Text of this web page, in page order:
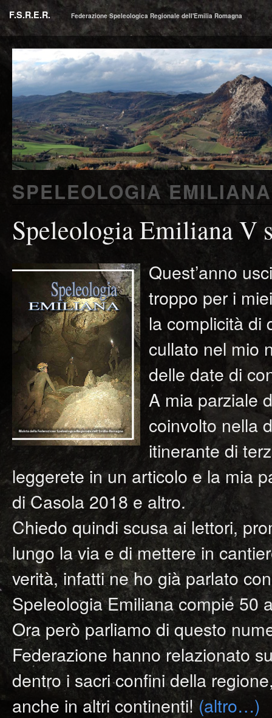
F.S.R.E.R. Federazione Speleologica Regionale dell'Emilia Romagna
SPELEOLOGIA EMILIANA
Speleologia Emiliana V
Quest’anno
troppo per i
la complicità di
cullato nel mio
delle date di
A mia parziale
coinvolto nella
itinerante di
leggerete in un articolo e la mia
di Casola 2018 e altro.
Chiedo quindi scusa ai lettori,
lungo la via e di mettere in
verità, infatti ne ho già parlato
Speleologia Emiliana compie 50
Ora però parliamo di questo
Federazione hanno relazionato
dentro i sacri confini della
anche in altri continenti! (altro…)